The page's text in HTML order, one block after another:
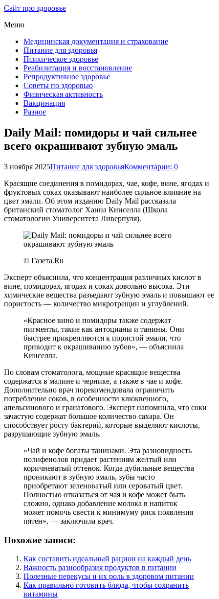
Сайт про здоровье
Меню
Медицинская документация и страхование
Питание для здоровья
Психическое здоровье
Реабилитация и восстановление
Репродуктивное здоровье
Советы по здоровью
Физическая активность
Вакцинация
Разное
Daily Mail: помидоры и чай сильнее
всего окрашивают зубную эмаль
3 ноября 2025Питание для здоровьяКомментарии: 0
Красящие соединения в помидорах, чае, кофе, вине, ягодах и
фруктовых соках оказывают наиболее сильное влияние на
цвет эмали. Об этом изданию Daily Mail рассказала
британский стоматолог Ханна Кинселла (Школа
стоматологии Университета Ливерпуля).
© Газета.Ru
Эксперт объяснила, что концентрация различных кислот в
вине, помидорах, ягодах и соках довольно высока. Эти
химические вещества разъедают зубную эмаль и повышают ее
пористость — количество микротрещин и углублений.
«Красное вино и помидоры также содержат
пигменты, такие как антоцианы и танины. Они
быстрее прикрепляются к пористой эмали, что
приводит к окрашиванию зубов», — объяснила
Кинселла.
По словам стоматолога, мощные красящие вещества
содержатся в малине и чернике, а также в чае и кофе.
Дополнительно врач порекомендовала ограничить
потребление соков, в особенности клюквенного,
апельсинового и гранатового. Эксперт напомнила, что соки
зачастую содержат большое количество сахара. Он
способствует росту бактерий, которые выделяют кислоты,
разрушающие зубную эмаль.
«Чай и кофе богаты танинами. Эта разновидность
полифенолов придает растениям желтый или
коричневатый оттенок. Когда дубильные вещества
проникают в зубную эмаль, зубы часто
приобретают зеленоватый или сероватый цвет.
Полностью отказаться от чая и кофе может быть
сложно, однако добавление молока в напиток
может помочь свести к минимуму риск появления
пятен», — заключила врач.
Похожие записи:
Как составить идеальный рацион на каждый день
Важность разнообразия продуктов в питании
Полезные перекусы и их роль в здоровом питании
Как правильно готовить блюда, чтобы сохранить
витамины